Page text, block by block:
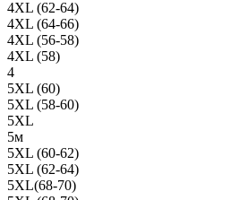
4XL (62-64)
4XL (64-66)
4XL (56-58)
4XL (58)
4
5XL (60)
5XL (58-60)
5XL
5м
5XL (60-62)
5XL (62-64)
5XL(68-70)